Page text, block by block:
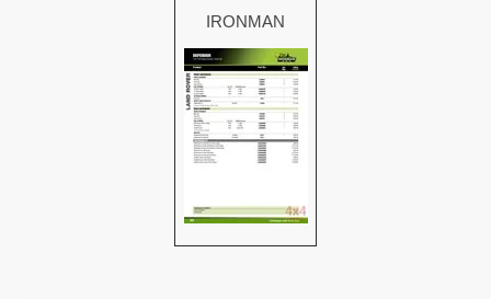
IRONMAN